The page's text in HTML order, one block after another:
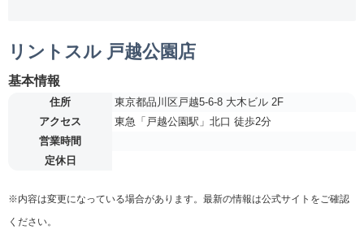
リントスル 戸越公園店
基本情報
住所
東京都品川区戸越5-6-8 大木ビル 2F
アクセス
東急「戸越公園駅」北口 徒歩2分
営業時間
定休日
※内容は変更になっている場合があります。最新の情報は公式サイトをご確認
ください。